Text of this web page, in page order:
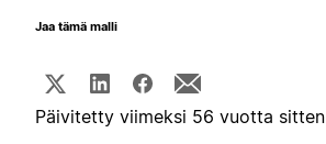
Jaa tämä malli
Päivitetty viimeksi 56 vuotta sitten